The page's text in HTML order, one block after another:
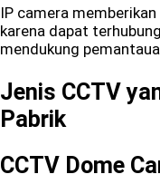
IP camera
karena dapat
mendukung
Jenis CCTV
Pabrik
CCTV Dome